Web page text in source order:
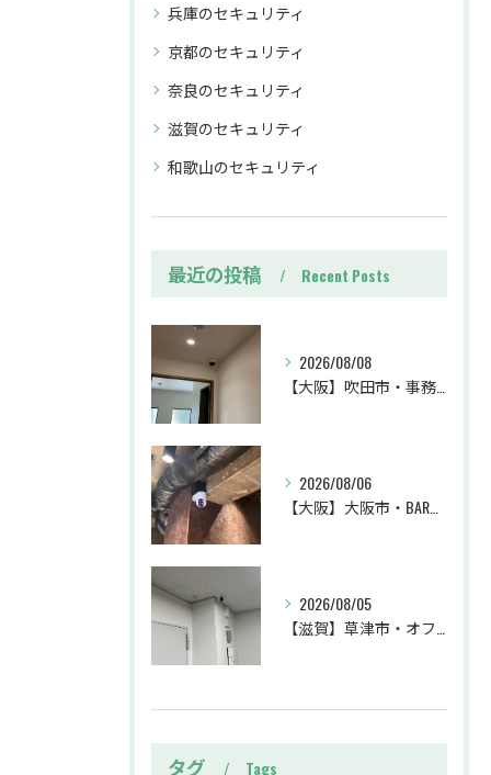
兵庫のセキュリティ
京都のセキュリティ
奈良のセキュリティ
滋賀のセキュリティ
和歌山のセキュリティ
最近の投稿 Recent Posts
2026/08/08
2026/08/06
2026/08/05
タグ Tags